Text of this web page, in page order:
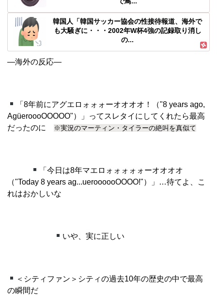
韓国人「韓国サッカー協会の性接待報道、海外で
も大騒ぎに・・・2002年W杯4強の記録取り消し
の...
―海外の反応―
「8年前にアグエロォォォーオオオオ！（"8 years ago,
AgüeroooOOOOO"）」ってスレタイにしてくれたら最高
だったのに
※実況のマーティン・タイラーの絶叫を真似て
「今日は8年マエロォォォォォーオオオオ
（"Today 8 years ag...ueroooooOOOO!"）」…待てよ、こ
れはおかしいな
いや、実に正しい
＜シティファン＞シティの過去10年の歴史の中で最高
の瞬間だ